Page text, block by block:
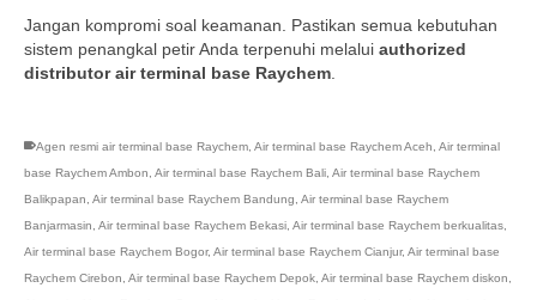
Jangan kompromi soal keamanan. Pastikan semua kebutuhan
sistem penangkal petir Anda terpenuhi melalui authorized
distributor air terminal base Raychem
Agen resmi air terminal base Raychem Air terminal base Raychem Aceh Air terminal
base Raychem Ambon Air terminal base Raychem Bali Air terminal base Raychem
Balikpapan Air terminal base Raychem Bandung Air terminal base Raychem
Banjarmasin Air terminal base Raychem Bekasi Air terminal base Raychem berkualitas
Air terminal base Raychem Bogor, Air terminal base Raychem Cianjur, Air terminal base
Raychem Cirebon Air terminal base Raychem Depok Air terminal base Raychem diskon